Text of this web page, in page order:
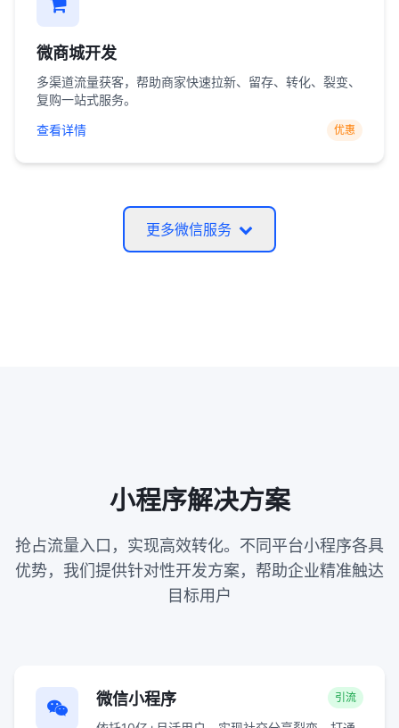
微商城开发
多渠道流量获客，帮助商家快速拉新、留存、转化、裂变、
复购一站式服务。
查看详情
优惠
更多微信服务
小程序解决方案
抢占流量入口，实现高效转化。不同平台小程序各具
优势，我们提供针对性开发方案，帮助企业精准触达
目标用户
微信小程序 引流